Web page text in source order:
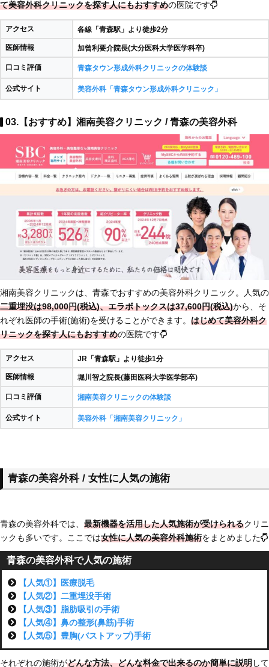
て美容外科クリニックを探す人にもおすすめの医院です
アクセス 各線「青森駅」より徒歩2分
医師情報 加曾利要介院長(大分医科大学医学科卒)
口コミ評価 青森タウン形成外科クリニックの体験談
公式サイト 美容外科「青森タウン形成外科クリニック」
03.【おすすめ】湘南美容クリニック / 青森の美容外科
湘南美容クリニックは、青森でおすすめの美容外科クリニック。人気の
二重埋没は98,000円(税込)、エラボトックスは37,600円(税込)から、そ
れぞれ医師の手術(施術)を受けることができます。 はじめて美容外科ク
リニックを探す人にもおすすめの医院です
アクセス JR「青森駅」より徒歩1分
医師情報 堀川智之院長(藤田医科大学医学部卒)
口コミ評価 湘南美容クリニックの体験談
公式サイト 美容外科「湘南美容クリニック」
青森の美容外科 / 女性に人気の施術
青森の美容外科では、 最新機器を活用した人気施術が受けられるクリニ
ックも多いです。ここでは女性に人気の美容外科施術をまとめました
青森の美容外科で人気の施術
【人気①】医療脱毛
【人気②】二重埋没手術
【人気③】脂肪吸引の手術
【人気④】鼻の整形(鼻筋)手術
【人気⑤】豊胸(バストアップ)手術
それぞれの施術がどんな方法、どんな料金で出来るのか簡単に説明して